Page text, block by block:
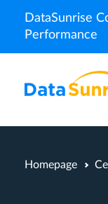
DataSunrise
Performance
Homepage